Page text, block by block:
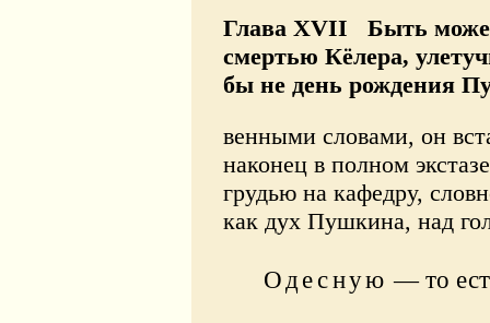
Глава XVII Быть
смертью Кёлера,
бы не день рождения
венными словами, он
наконец в полном
грудью на кафедру,
как дух Пушкина, над
Одесную — то